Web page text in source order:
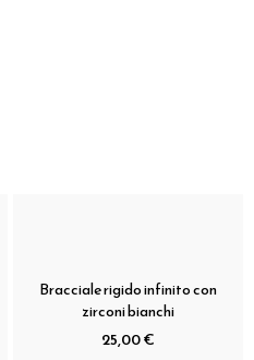
Bracciale rigido infinito con
zirconi bianchi
25,00 €